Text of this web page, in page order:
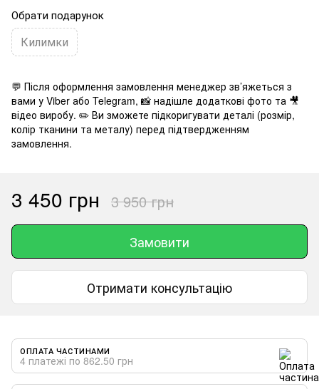
Обрати подарунок
Килимки
💬 Після оформлення замовлення менеджер зв’яжеться з
вами у Viber або Telegram, 📸 надішле додаткові фото та 🎥
відео виробу. ✏️ Ви зможете підкоригувати деталі (розмір,
колір тканини та металу) перед підтвердженням
замовлення.
3 450 грн 3 950 грн
Замовити
Отримати консультацію
ОПЛАТА ЧАСТИНАМИ
4 платежі по 862.50 грн